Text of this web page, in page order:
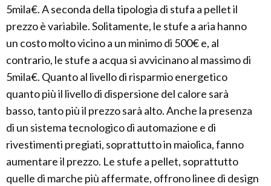
5mila€. A seconda della tipologia di stufa a pellet il
prezzo è variabile. Solitamente, le stufe a aria hanno
un costo molto vicino a un minimo di 500€ e, al
contrario, le stufe a acqua si avvicinano al massimo di
5mila€. Quanto al livello di risparmio energetico
quanto più il livello di dispersione del calore sarà
basso, tanto più il prezzo sarà alto. Anche la presenza
di un sistema tecnologico di automazione e di
rivestimenti pregiati, soprattutto in maiolica, fanno
aumentare il prezzo. Le stufe a pellet, soprattutto
quelle di marche più affermate, offrono linee di design